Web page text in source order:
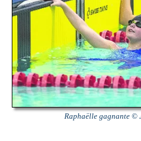
Raphaëlle gagnante ©